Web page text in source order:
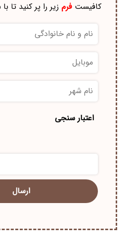
کافیستفرم زیر را پر کنید تا
نام
و
خانوادگی
موبایل
نام
شهر
*
اعتبار سنجی